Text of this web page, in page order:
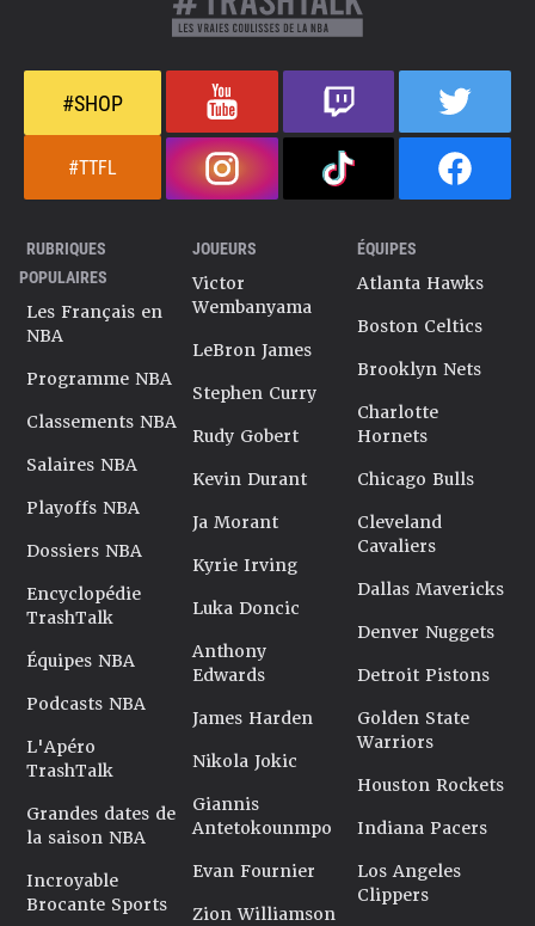
#SHOP
#TTFL
RUBRIQUES
POPULAIRES
Les Français en
NBA
Programme NBA
Classements NBA
Salaires NBA
Playoffs NBA
Dossiers NBA
Encyclopédie
TrashTalk
Équipes NBA
Podcasts NBA
L'Apéro
TrashTalk
Grandes dates de
la saison NBA
Incroyable
Brocante Sports
JOUEURS
Victor
Wembanyama
LeBron James
Stephen Curry
Rudy Gobert
Kevin Durant
Ja Morant
Kyrie Irving
Luka Doncic
Anthony
Edwards
James Harden
Nikola Jokic
Giannis
Antetokounmpo
Evan Fournier
Zion Williamson
ÉQUIPES
Atlanta Hawks
Boston Celtics
Brooklyn Nets
Charlotte
Hornets
Chicago Bulls
Cleveland
Cavaliers
Dallas Mavericks
Denver Nuggets
Detroit Pistons
Golden State
Warriors
Houston Rockets
Indiana Pacers
Los Angeles
Clippers